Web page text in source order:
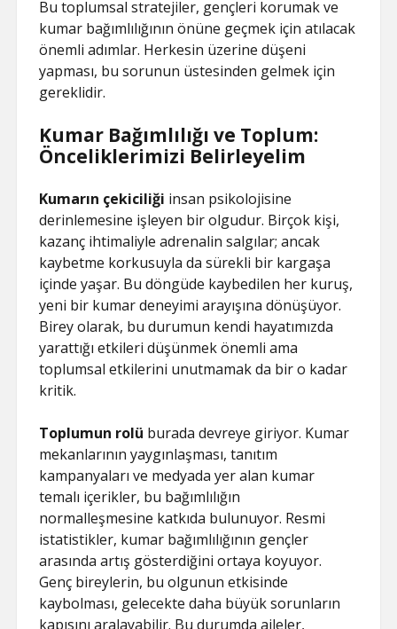
Bu toplumsal stratejiler, gençleri korumak ve
kumar bağımlılığının önüne geçmek için atılacak
önemli adımlar. Herkesin üzerine düşeni
yapması, bu sorunun üstesinden gelmek için
gereklidir.
Kumar Bağımlılığı ve Toplum:
Önceliklerimizi Belirleyelim
Kumarın çekiciliği insan psikolojisine
derinlemesine işleyen bir olgudur. Birçok kişi,
kazanç ihtimaliyle adrenalin salgılar; ancak
kaybetme korkusuyla da sürekli bir kargaşa
içinde yaşar. Bu döngüde kaybedilen her kuruş,
yeni bir kumar deneyimi arayışına dönüşüyor.
Birey olarak, bu durumun kendi hayatımızda
yarattığı etkileri düşünmek önemli ama
toplumsal etkilerini unutmamak da bir o kadar
kritik.
Toplumun rolü burada devreye giriyor. Kumar
mekanlarının yaygınlaşması, tanıtım
kampanyaları ve medyada yer alan kumar
temalı içerikler, bu bağımlılığın
normalleşmesine katkıda bulunuyor. Resmi
istatistikler, kumar bağımlılığının gençler
arasında artış gösterdiğini ortaya koyuyor.
Genç bireylerin, bu olgunun etkisinde
kaybolması, gelecekte daha büyük sorunların
kapısını aralayabilir. Bu durumda aileler,